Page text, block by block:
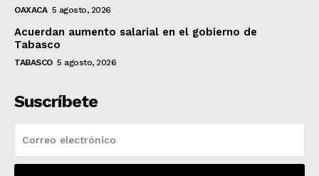
OAXACA 5 agosto, 2026
Acuerdan aumento salarial en el gobierno de
Tabasco
TABASCO 5 agosto, 2026
Suscríbete